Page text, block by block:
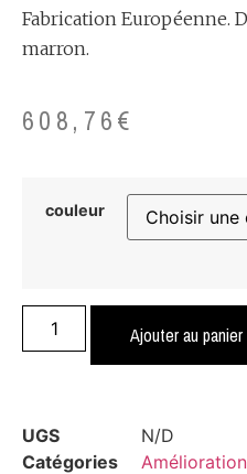
Fabrication Européenne.
marron.
608,76€
couleur
Ajouter au panier
UGS
N/D
Catégories